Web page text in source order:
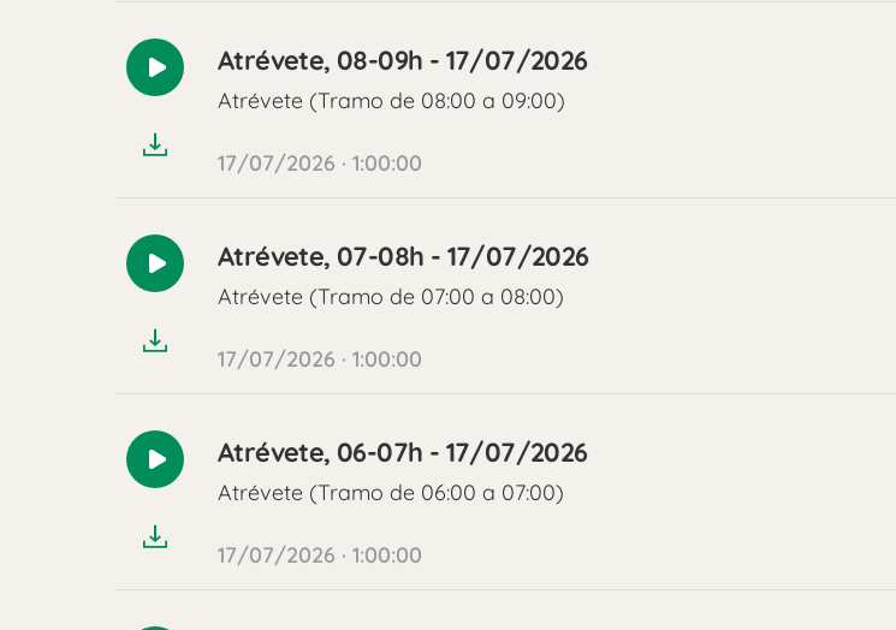
Reproducir
Atrévete, 08-09h - 17/07/2026
Atrévete (Tramo de 08:00 a 09:00)
17/07/2026 · 1:00:00
Reproducir
Atrévete, 07-08h - 17/07/2026
Atrévete (Tramo de 07:00 a 08:00)
17/07/2026 · 1:00:00
Reproducir
Atrévete, 06-07h - 17/07/2026
Atrévete (Tramo de 06:00 a 07:00)
17/07/2026 · 1:00:00